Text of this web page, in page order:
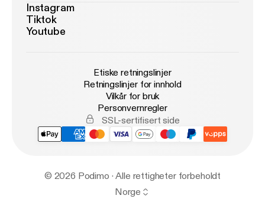
Instagram
Tiktok
Youtube
Etiske retningslinjer
Retningslinjer for innhold
Vilkår for bruk
Personvernregler
SSL-sertifisert side
© 2026 Podimo · Alle rettigheter forbeholdt
Norge